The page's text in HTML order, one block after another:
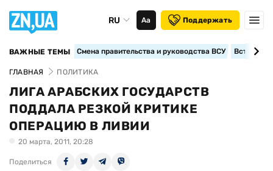
RU Аа Поддержать
ВАЖНЫЕ ТЕМЫ Смена правительства и руководства ВСУ
ГЛАВНАЯ ПОЛИТИКА
ЛИГА АРАБСКИХ ГОСУДАРСТВ
ПОДДАЛА РЕЗКОЙ КРИТИКЕ
ОПЕРАЦИЮ В ЛИВИИ
20 марта, 2011, 20:28
Поделиться